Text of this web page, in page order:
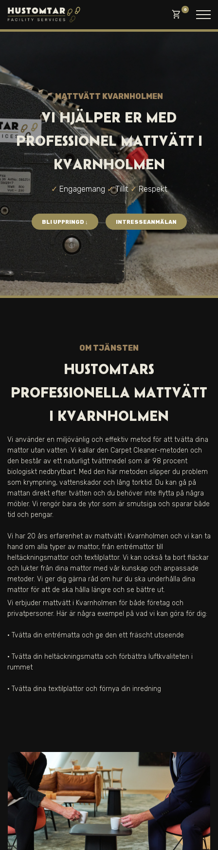
shopping_cart 0
MATTVÄTT KVARNHOLMEN
VI HJÄLPER ER MED
PROFESSIONEL MATTVÄTT I
KVARNHOLMEN
✓ Engagemang ✓Tillit✓Respekt
BLI UPPRINGD ↓ INTRESSEANMÄLAN
OM TJÄNSTEN
HUSTOMTARS
PROFESSIONELLA MATTVÄTT
I KVARNHOLMEN
Vi använder en miljövänlig och effektiv metod för att tvätta dina
mattor utan vatten. Vi kallar den Carpet Cleaner-metoden och
den består av ett naturligt tvättmedel som är 98 procent
biologiskt nedbrytbart. Med den här metoden slipper du problem
som krympning, vattenskador och lång torktid. Du kan gå på
mattan direkt efter tvätten och du behöver inte flytta på några
möbler. Vi rengör bara de ytor som är smutsiga och sparar både
tid och pengar.
Vi har 20 års erfarenhet av mattvätt i Kvarnholmen och vi kan ta
hand om alla typer av mattor, från entrémattor till
heltäckningsmattor och textilplattor. Vi kan också ta bort fläckar
och lukter från dina mattor med vår kunskap och anpassade
metoder. Vi ger dig gärna råd om hur du ska underhålla dina
mattor för att de ska hålla längre och se bättre ut.
Vi erbjuder mattvätt i Kvarnholmen för både företag och
privatpersoner. Här är några exempel på vad vi kan göra för dig:
• Tvätta din entrématta och ge den ett fräscht utseende
• Tvätta din heltäckningsmatta och förbättra luftkvaliteten i
rummet
• Tvätta dina textilplattor och förnya din inredning